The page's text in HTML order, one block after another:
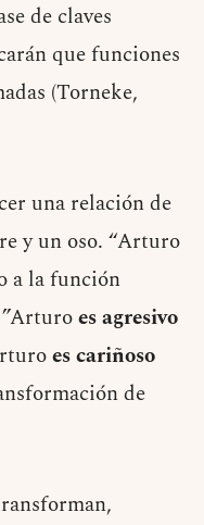
de claves
que funciones
(Torneke,
una relación de
y un oso. “Arturo
a la función
es agresivo
es cariñoso
de